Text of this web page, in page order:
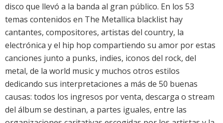
disco que llevó a la banda al gran público. En los 53
temas contenidos en The Metallica blacklist hay
cantantes, compositores, artistas del country, la
electrónica y el hip hop compartiendo su amor por estas
canciones junto a punks, indies, iconos del rock, del
metal, de la world music y muchos otros estilos
dedicando sus interpretaciones a más de 50 buenas
causas: todos los ingresos por venta, descarga o stream
del álbum se destinan, a partes iguales, entre las